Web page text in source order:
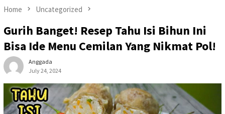
Home Uncategorized
Gurih Banget! Resep Tahu Isi Bihun Ini
Bisa Ide Menu Cemilan Yang Nikmat Pol!
Anggada
July 24, 2024